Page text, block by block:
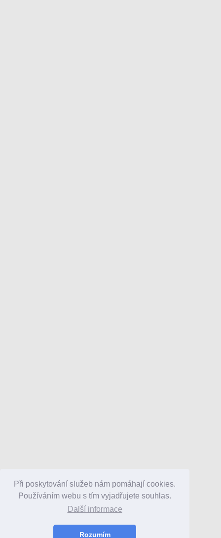
Při poskytování služeb nám pomáhají cookies.
Používáním webu s tím vyjadřujete souhlas.
Další informace
Rozumím